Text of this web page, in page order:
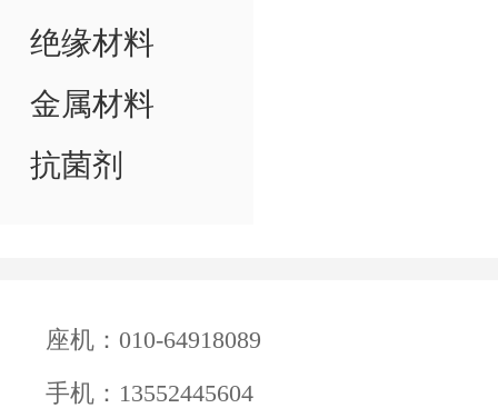
绝缘材料
金属材料
抗菌剂
座机：010-64918089
手机：13552445604